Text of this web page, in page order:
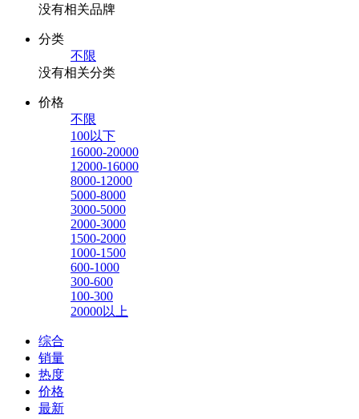
没有相关品牌
分类
不限
没有相关分类
价格
不限
100以下
16000-20000
12000-16000
8000-12000
5000-8000
3000-5000
2000-3000
1500-2000
1000-1500
600-1000
300-600
100-300
20000以上
综合
销量
热度
价格
最新